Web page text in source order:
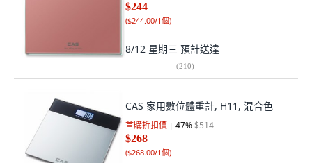
$244
($244.00/1個)
8/12 星期三 預計送達
(210)
CAS 家用數位體重計, H11, 混合色
首購折扣價 47%$514
$268
($268.00/1個)